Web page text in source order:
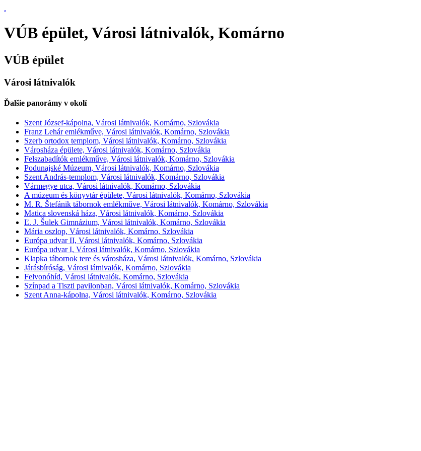
.
VÚB épület, Városi látnivalók, Komárno
VÚB épület
Városi látnivalók
Ďalšie panorámy v okolí
Szent József-kápolna, Városi látnivalók, Komárno, Szlovákia
Franz Lehár emlékműve, Városi látnivalók, Komárno, Szlovákia
Szerb ortodox templom, Városi látnivalók, Komárno, Szlovákia
Városháza épülete, Városi látnivalók, Komárno, Szlovákia
Felszabadítók emlékműve, Városi látnivalók, Komárno, Szlovákia
Podunajské Múzeum, Városi látnivalók, Komárno, Szlovákia
Szent András-templom, Városi látnivalók, Komárno, Szlovákia
Vármegye utca, Városi látnivalók, Komárno, Szlovákia
A múzeum és könyvtár épülete, Városi látnivalók, Komárno, Szlovákia
M. R. Štefánik tábornok emlékműve, Városi látnivalók, Komárno, Szlovákia
Matica slovenská háza, Városi látnivalók, Komárno, Szlovákia
Ľ. J. Šulek Gimnázium, Városi látnivalók, Komárno, Szlovákia
Mária oszlop, Városi látnivalók, Komárno, Szlovákia
Európa udvar II, Városi látnivalók, Komárno, Szlovákia
Európa udvar I, Városi látnivalók, Komárno, Szlovákia
Klapka tábornok tere és városháza, Városi látnivalók, Komárno, Szlovákia
Járásbíróság, Városi látnivalók, Komárno, Szlovákia
Felvonóhíd, Városi látnivalók, Komárno, Szlovákia
Színpad a Tiszti pavilonban, Városi látnivalók, Komárno, Szlovákia
Szent Anna-kápolna, Városi látnivalók, Komárno, Szlovákia